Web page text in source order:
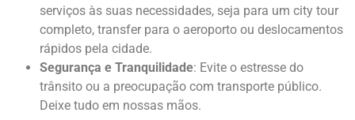
serviços às suas necessidades, seja para um city tour
completo, transfer para o aeroporto ou deslocamentos
rápidos pela cidade.
Segurança e Tranquilidade: Evite o estresse do
trânsito ou a preocupação com transporte público.
Deixe tudo em nossas mãos.